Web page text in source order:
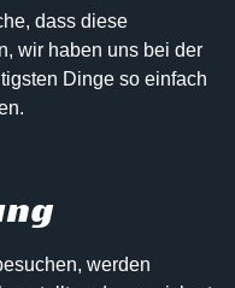
dass diese
wir haben uns bei der
Dinge so einfach
werden